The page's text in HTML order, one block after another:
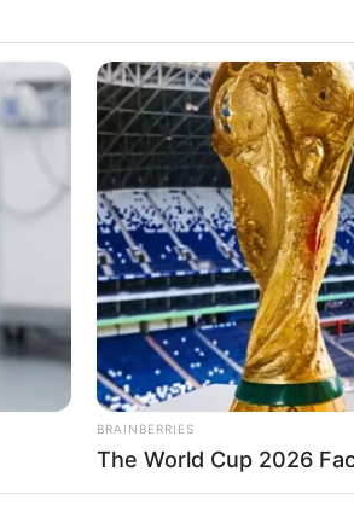
BRAINBERRIES
The World Cup 2026